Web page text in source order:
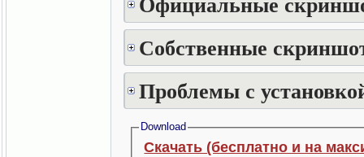
Собственные
Проблемы с
Download
Скачать (бесплатно и на